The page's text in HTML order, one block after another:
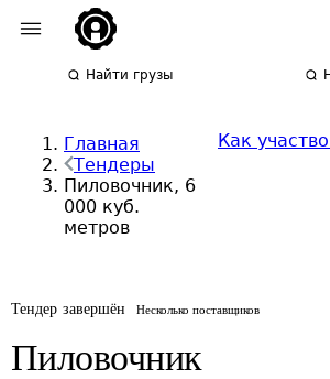
Найти грузы
Главная
Тендеры
Пиловочник, 6
000 куб.
метров
Как
Тендер завершён Несколько поставщиков
Пиловочник